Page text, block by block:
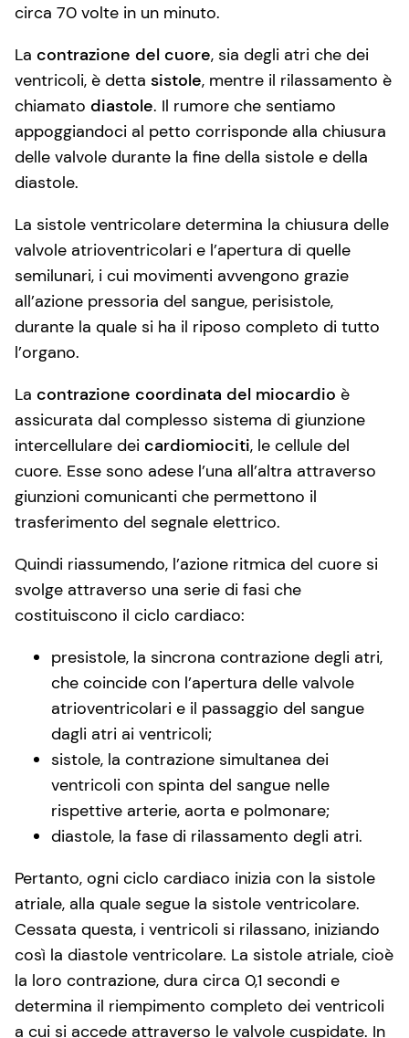
circa 70 volte in un minuto.
La contrazione del cuore, sia degli atri che dei
ventricoli, è detta sistole, mentre il rilassamento è
chiamato diastole. Il rumore che sentiamo
appoggiandoci al petto corrisponde alla chiusura
delle valvole durante la fine della sistole e della
diastole.
La sistole ventricolare determina la chiusura delle
valvole atrioventricolari e l’apertura di quelle
semilunari, i cui movimenti avvengono grazie
all’azione pressoria del sangue, perisistole,
durante la quale si ha il riposo completo di tutto
l’organo.
La contrazione coordinata del miocardio è
assicurata dal complesso sistema di giunzione
intercellulare dei cardiomiociti, le cellule del
cuore. Esse sono adese l’una all’altra attraverso
giunzioni comunicanti che permettono il
trasferimento del segnale elettrico.
Quindi riassumendo, l’azione ritmica del cuore si
svolge attraverso una serie di fasi che
costituiscono il ciclo cardiaco:
presistole, la sincrona contrazione degli atri,
che coincide con l’apertura delle valvole
atrioventricolari e il passaggio del sangue
dagli atri ai ventricoli;
sistole, la contrazione simultanea dei
ventricoli con spinta del sangue nelle
rispettive arterie, aorta e polmonare;
diastole, la fase di rilassamento degli atri.
Pertanto, ogni ciclo cardiaco inizia con la sistole
atriale, alla quale segue la sistole ventricolare.
Cessata questa, i ventricoli si rilassano, iniziando
così la diastole ventricolare. La sistole atriale, cioè
la loro contrazione, dura circa 0,1 secondi e
determina il riempimento completo dei ventricoli
a cui si accede attraverso le valvole cuspidate. In